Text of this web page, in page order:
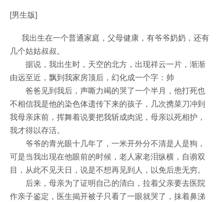
[男生版]
我出生在一个普通家庭，父母健康，有爷爷奶奶，还有
几个姑姑叔叔。
据说，我出生时，天空的北方，出现祥云一片，渐渐
由远至近，飘到我家房顶后，幻化成一个字：帅
爸爸见到我后，声嘶力竭的哭了一个半月，他打死也
不相信我是他的染色体遗传下来的孩子，几次携菜刀冲到
我母亲床前，挥舞着说要把我斩成肉泥，母亲以死相护，
我才得以存活。
爷爷的青光眼十几年了，一米开外分不清是人是狗，
可是当我出现在他眼前的时候，老人家老泪纵横，自谫双
目，从此不见天日，说是不想再见到人，以免后患无穷。
后来，母亲为了证明自己的清白，拉着父亲要去医院
作亲子鉴定，医生揭开被子只看了一眼就哭了，抹着鼻涕